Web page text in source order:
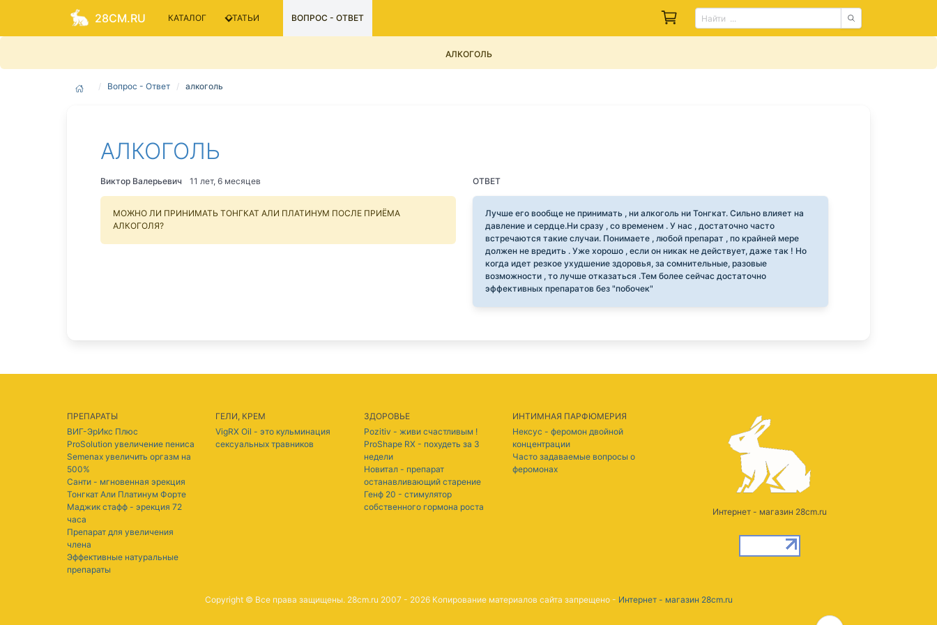
АЛКОГОЛЬ
28CM.RU КАТАЛОГ СТАТЬИ ВОПРОС - ОТВЕТ
Вопрос - Ответ алкоголь
АЛКОГОЛЬ
Виктор Валерьевич 11 лет, 6 месяцев
МОЖНО ЛИ ПРИНИМАТЬ ТОНГКАТ АЛИ ПЛАТИНУМ ПОСЛЕ ПРИЁМА
АЛКОГОЛЯ?
ОТВЕТ
Лучше его вообще не принимать , ни алкоголь ни Тонгкат. Сильно влияет на
давление и сердце.Ни сразу , со временем . У нас , достаточно часто
встречаются такие случаи. Понимаете , любой препарат , по крайней мере
должен не вредить . Уже хорошо , если он никак не действует, даже так ! Но
когда идет резкое ухудшение здоровья, за сомнительные, разовые
возможности , то лучше отказаться .Тем более сейчас достаточно
эффективных препаратов без "побочек"
ПРЕПАРАТЫ
ВИГ-ЭрИкс Плюс
ProSolution увеличение пениса
Semenax увеличить оргазм на
500%
Санти - мгновенная эрекция
Тонгкат Али Платинум Форте
Маджик стафф - эрекция 72
часа
Препарат для увеличения
члена
Эффективные натуральные
препараты
ГЕЛИ, КРЕМ
VigRX Oil - это кульминация
сексуальных травников
ЗДОРОВЬЕ
Pozitiv - живи счастливым !
ProShape RX - похудеть за 3
недели
Новитал - препарат
останавливающий старение
Генф 20 - стимулятор
собственного гормона роста
ИНТИМНАЯ ПАРФЮМЕРИЯ
Нексус - феромон двойной
концентрации
Часто задаваемые вопросы о
феромонах
Интернет - магазин 28cm.ru
Copyright © Все права защищены. 28cm.ru 2007 - 2026 Копирование материалов сайта запрещено - Интернет - магазин 28cm.ru